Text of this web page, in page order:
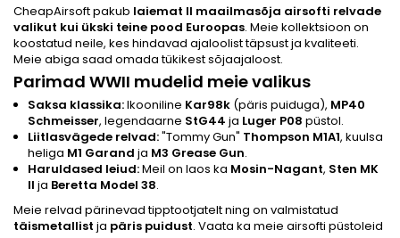
CheapAirsoft pakub laiemat II maailmasõja airsofti relvade
valikut kui ükski teine pood Euroopas. Meie kollektsioon on
koostatud neile, kes hindavad ajaloolist täpsust ja kvaliteeti.
Meie abiga saad omada tükikest sõjaajaloost.
Parimad WWII mudelid meie valikus
Saksa klassika:Ikooniline Kar98k (päris puiduga), MP40
Schmeisser, legendaarne StG44 ja Luger P08 püstol.
Liitlasvägede relvad:"Tommy Gun" Thompson M1A1, kuulsa
heliga M1 Garand ja M3 Grease Gun.
Haruldased leiud:Meil on laos ka Mosin-Nagant, Sten MK
II ja Beretta Model 38.
Meie relvad pärinevad tipptootjatelt ning on valmistatud
täismetallist ja päris puidust. Vaata ka meie airsofti püstoleid